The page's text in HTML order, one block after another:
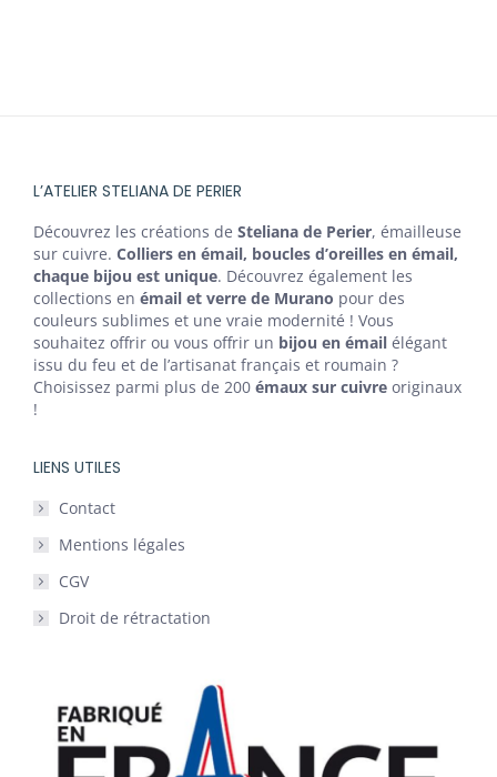
L’ATELIER STELIANA DE PERIER
Découvrez les créations de Steliana de Perier, émailleuse
sur cuivre. Colliers en émail, boucles d’oreilles en émail,
chaque bijou est unique. Découvrez également les
collections en émail et verre de Murano pour des
couleurs sublimes et une vraie modernité ! Vous
souhaitez offrir ou vous offrir un bijou en émail élégant
issu du feu et de l’artisanat français et roumain ?
Choisissez parmi plus de 200 émaux sur cuivre originaux
!
LIENS UTILES
Contact
Mentions légales
CGV
Droit de rétractation